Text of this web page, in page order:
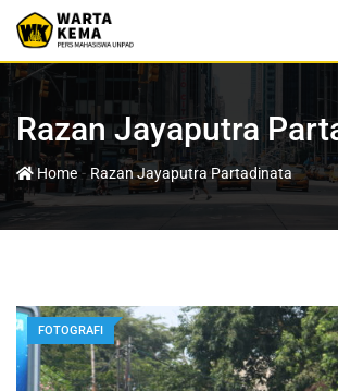
Razan Jayaputra
Home-Razan Jayaputra Partadinata
FOTOGRAFI